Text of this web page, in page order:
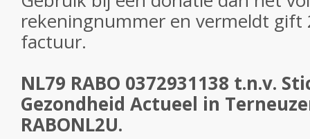
rekeningnummer en vermeldt gift
factuur.
NL79 RABO 0372931138 t.n.v.
Gezondheid Actueel in
RABONL2U.